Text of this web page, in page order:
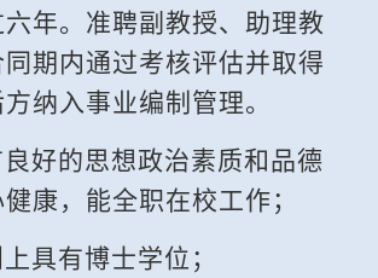
六年。准聘副教授、助理教
期内通过考核评估并取得
纳入事业编制管理。
好的思想政治素质和品德
康，能全职在校工作；
具有博士学位；